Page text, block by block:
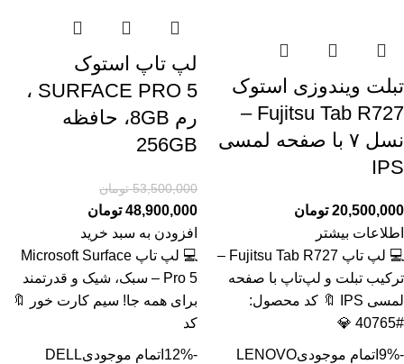
تبلت ویندوزی استوک
Fujitsu Tab R727 –
نسل ۷ با صفحه لمسی
IPS
20,500,000 تومان
اطلاعات بیشتر
💻 لپ تاپ Fujitsu Tab R727 –
ترکیب تبلت و لپ‌تاپ با صفحه
لمسی IPS 🔖 کد محصول:
#40765 💎
لپ تاپ استوک
SURFACE PRO 5 ،
رم 8GB، حافظه
256GB
53,500,000 تومان
48,900,000 تومان
افزودن به سبد خرید
💻 لپ تاپ Microsoft Surface
Pro 5 – سبک، شیک و قدرتمند
برای همه جا! سیم کارت خور 🔖
کد
-9% اتمام موجودیLENOVO
-12% اتمام موجودیDELL